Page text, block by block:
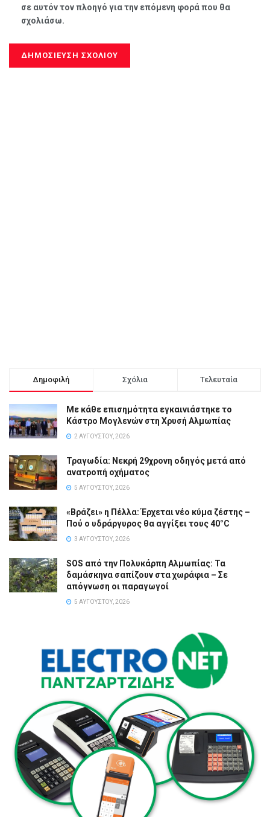
σε αυτόν τον πλοηγό για την επόμενη φορά που θα
σχολιάσω.
Δημοφιλή Σχόλια Τελευταία
Με κάθε επισημότητα εγκαινιάστηκε το
Κάστρο Μογλενών στη Χρυσή Αλμωπίας
2 ΑΥΓΟΎΣΤΟΥ, 2026
Τραγωδία: Νεκρή 29χρονη οδηγός μετά από
ανατροπή οχήματος
5 ΑΥΓΟΎΣΤΟΥ, 2026
«Βράζει» η Πέλλα: Έρχεται νέο κύμα ζέστης –
Πού ο υδράργυρος θα αγγίξει τους 40°C
3 ΑΥΓΟΎΣΤΟΥ, 2026
SOS από την Πολυκάρπη Αλμωπίας: Τα
δαμάσκηνα σαπίζουν στα χωράφια – Σε
απόγνωση οι παραγωγοί
5 ΑΥΓΟΎΣΤΟΥ, 2026